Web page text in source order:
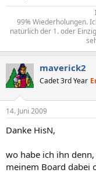
99% Wiederholungen.
natürlich der 1. oder
maverick2
Cadet 3rd Year
14. Juni 2009
Danke HisN,
wo habe ich ihn
meinem Board dabei